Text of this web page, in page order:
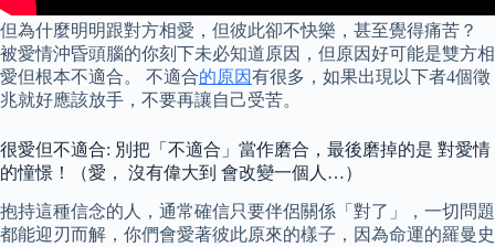
但為什麼明明跟對方相愛，但彼此卻不快樂，甚至覺得痛苦？
被愛情沖昏頭腦的你刻下未必知道原因，但原因好可能是雙方相
愛但根本不適合。 不適合的原因有很多，如果出現以下者4個徵
兆就好應該放手，不要再讓自己受苦。
很愛但不適合: 別把「不適合」當作磨合，最後磨掉的是 對愛情
的憧憬！（愛， 沒有偉大到 會改變一個人…）
抱持這種信念的人，通常確信只要伴侶關係「對了」，一切問題
都能迎刃而解，你們會愛著彼此原來的樣子，因為命運的羅曼史